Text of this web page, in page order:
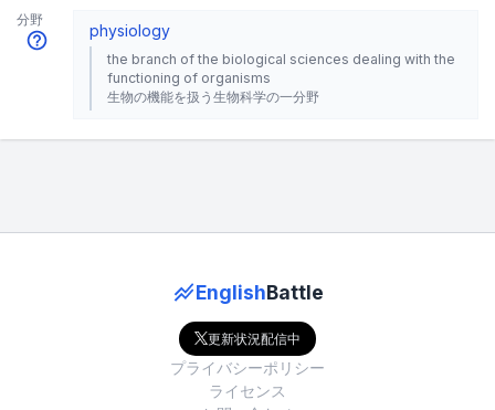
分野
physiology
the branch of the biological sciences dealing with the
functioning of organisms
生物の機能を扱う生物科学の一分野
EnglishBattle
更新状況配信中
プライバシーポリシー
ライセンス